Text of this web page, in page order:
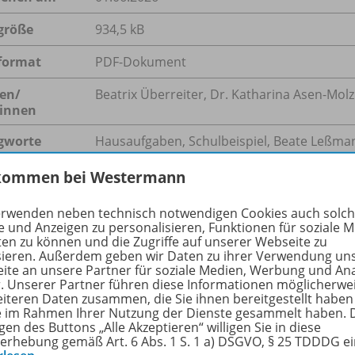
934,5 kB
PDF-Dokument
Beatrix Überreiter, Dr. Katharina Asen-Molz
Hausaufgaben, Schulbeispiel, Beate
Haltung, Schulentwicklung, Adultismus,
Interview erklärt Lehrerin Beatrix Überreiter
Moderatorin Katharina Asen-Molz, wie es
bei Westermann
neben technisch notwendigen Cookies auch
und Anzeigen zu personalisieren, Funktionen für soziale
zu können und die Zugriffe auf unserer Webseite zu
Außerdem geben wir Daten zu ihrer Verwendung
an unsere Partner für soziale Medien, Werbung und
Unserer Partner führen diese Informationen
Daten zusammen, die Sie ihnen bereitgestellt
im Rahmen Ihrer Nutzung der Dienste gesammelt haben.
des Buttons „Alle Akzeptieren“ willigen Sie in diese
gemäß Art. 6 Abs. 1 S. 1 a) DSGVO, § 25 TDDDG